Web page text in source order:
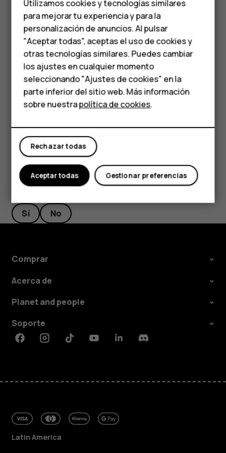
media
Teléfonos para
personas mayores
HMD Terra M
Comprar
Mi cuenta
Si tiene música o videos almacenados en su computadora,
pero desea tener acceso a ellos en su teléfono, use un
cable USB para sincronizar los elementos multimedia entre
su teléfono y la computadora.
Conecte el teléfono a una computadora compatible
con un cable USB.
En el administrador de archivos de la computadora,
arrastre y coloque las canciones y los videos al
¿Te ha parecido útil?
Sí No
Comprar
Acerca de
Planet and people
Soporte
FacebookInstagramTiktokYoutubeLinkedinDiscord
Latin America
Utilizamos cookies y tecnologías similares
para mejorar tu experiencia y para la
personalización de anuncios. Al pulsar
"Aceptar todas", aceptas el uso de cookies y
otras tecnologías similares. Puedes cambiar
los ajustes en cualquier momento
seleccionando "Ajustes de cookies" en la
parte inferior del sitio web. Más información
sobre nuestrapolítica de cookies.
Rechazar todas
Gestionar preferencias
Aceptar todas